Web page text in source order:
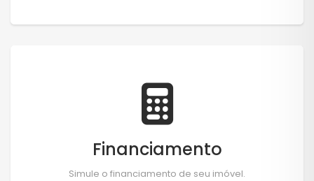
Financiamento
Simule o financiamento de seu imóvel.